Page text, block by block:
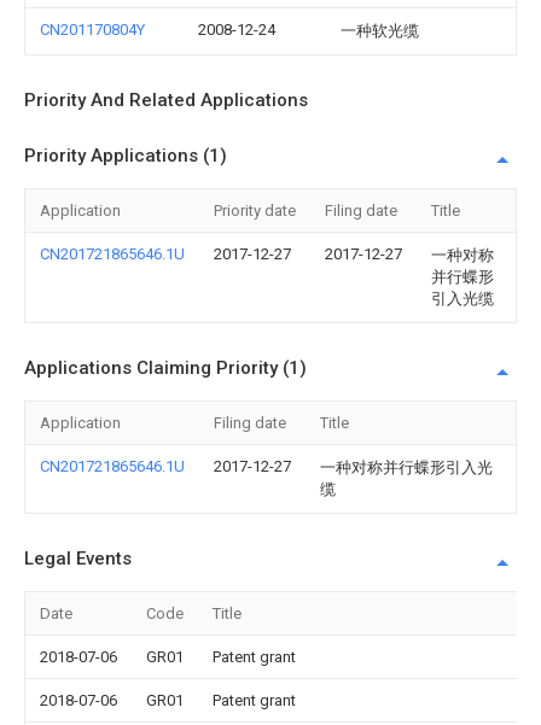
CN201170804Y 2008-12-24 一种软光缆
Priority And Related Applications
Priority Applications (1)
Application Priority date Filing date Title
CN201721865646.1U 2017-12-27 2017-12-27
一种对称
并行蝶形
引入光缆
Applications Claiming Priority (1)
Application Filing date Title
CN201721865646.1U 2017-12-27
一种对称并行蝶形引入光
缆
Legal Events
Date Code Title
2018-07-06 GR01 Patent grant
2018-07-06 GR01 Patent grant